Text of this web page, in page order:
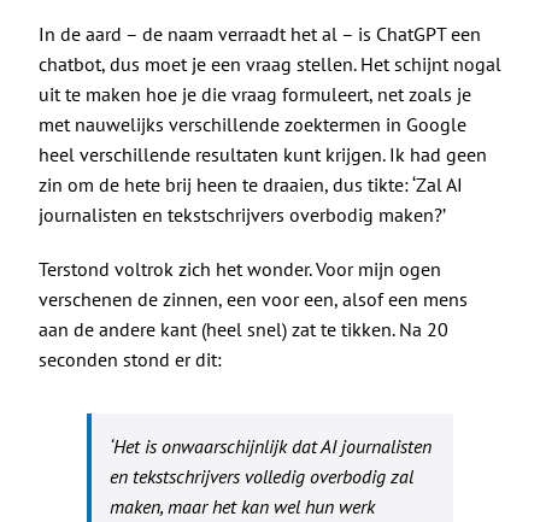
In de aard – de naam verraadt het al – is ChatGPT een
chatbot, dus moet je een vraag stellen. Het schijnt nogal
uit te maken hoe je die vraag formuleert, net zoals je
met nauwelijks verschillende zoektermen in Google
heel verschillende resultaten kunt krijgen. Ik had geen
zin om de hete brij heen te draaien, dus tikte: ‘Zal AI
journalisten en tekstschrijvers overbodig maken?’
Terstond voltrok zich het wonder. Voor mijn ogen
verschenen de zinnen, een voor een, alsof een mens
aan de andere kant (heel snel) zat te tikken. Na 20
seconden stond er dit:
‘Het is onwaarschijnlijk dat AI journalisten
en tekstschrijvers volledig overbodig zal
maken, maar het kan wel hun werk